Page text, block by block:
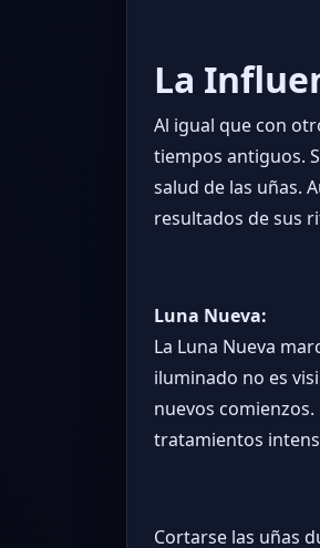
La
Al igual que con
tiempos antiguos.
salud de las uñas.
resultados de sus
Luna Nueva:
La Luna Nueva
iluminado no es
nuevos
tratamientos
Cortarse las uñas